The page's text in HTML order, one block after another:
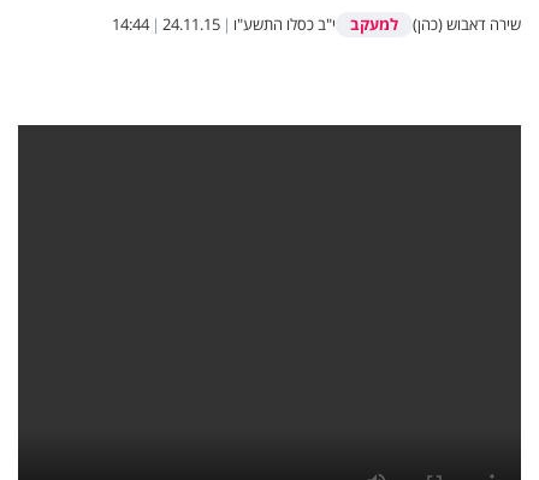
שירה דאבוש (כהן) למעקב י"ב כסלו התשע"ו |
24.11.15
|
14:44